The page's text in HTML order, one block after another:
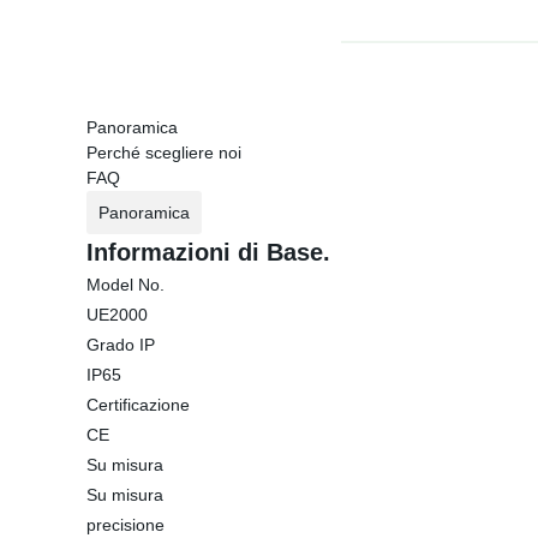
Panoramica
Perché scegliere noi
FAQ
Panoramica
Informazioni di Base.
Model No.
UE2000
Grado IP
IP65
Certificazione
CE
Su misura
Su misura
precisione